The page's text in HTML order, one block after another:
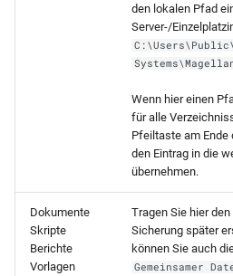
den lokalen Pfad
Server-/
Wenn hier einen
für alle
Pfeiltaste am Ende
den Eintrag in die
übernehmen.
Dokumente
Skripte
Berichte
Vorlagen
Tragen Sie hier
Sicherung später
können Sie auch
Gemeinsamer